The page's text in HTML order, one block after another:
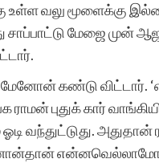
வலு மூளைக்கு
சாப்பாட்டு மேஜை முன்
கண்டு விட்டார்.
புதுக் கார்
வந்துட்டுது.